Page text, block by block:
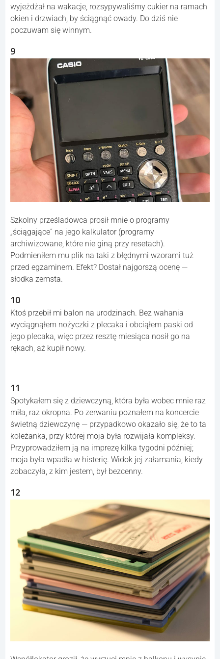
wyjeżdżał na wakacje, rozsypywaliśmy cukier na ramach
okien i drzwiach, by ściągnąć owady. Do dziś nie
poczuwam się winnym.
9
Szkolny prześladowca prosił mnie o programy
„ściągające” na jego kalkulator (programy
archiwizowane, które nie giną przy resetach).
Podmieniłem mu plik na taki z błędnymi wzorami tuż
przed egzaminem. Efekt? Dostał najgorszą ocenę —
słodka zemsta.
10
Ktoś przebił mi balon na urodzinach. Bez wahania
wyciągnąłem nożyczki z plecaka i obciąłem paski od
jego plecaka, więc przez resztę miesiąca nosił go na
rękach, aż kupił nowy.
11
Spotykałem się z dziewczyną, która była wobec mnie raz
miła, raz okropna. Po zerwaniu poznałem na koncercie
świetną dziewczynę — przypadkowo okazało się, że to ta
koleżanka, przy której moja była rozwijała kompleksy.
Przyprowadziłem ją na imprezę kilka tygodni później;
moja była wpadła w histerię. Widok jej załamania, kiedy
zobaczyła, z kim jestem, był bezcenny.
12